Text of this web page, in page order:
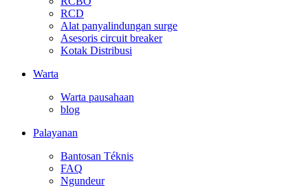
RCD
Alat panyalindungan surge
Asesoris circuit breaker
Kotak Distribusi
Warta
Warta pausahaan
blog
Palayanan
Bantosan Téknis
FAQ
Ngundeur